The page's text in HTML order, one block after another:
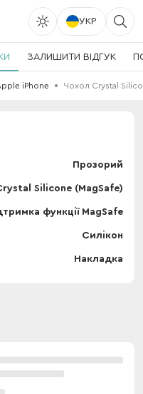
УКР
ЗАЛИШИТИ ВІДГУК
iPhone Чохол Crystal
Прозорий
Silicone (MagSafe)
функції MagSafe
Силікон
Накладка